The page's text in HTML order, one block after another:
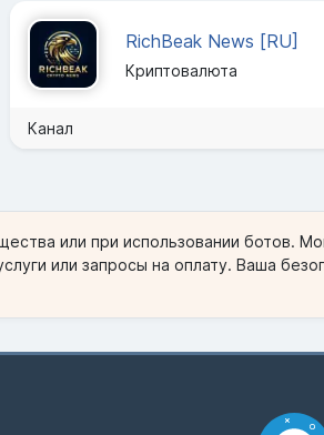
RichBeak News [RU]
Криптовалюта
Канал
или при использовании ботов.
или запросы на оплату. Ваша